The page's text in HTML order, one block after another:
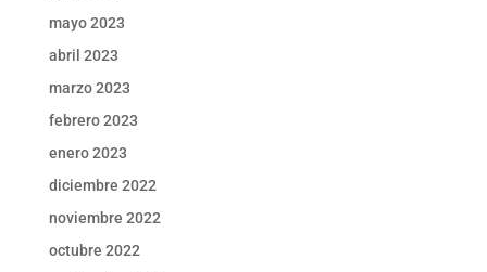
mayo 2023
abril 2023
marzo 2023
febrero 2023
enero 2023
diciembre 2022
noviembre 2022
octubre 2022